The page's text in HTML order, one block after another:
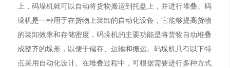
上，码垛机就可以自动将货物搬运到托盘上，并进行堆叠。码
垛机是一种用于在货物上装卸的自动化设备，它能够提高货物
的装卸效率和存储密度，码垛机的主要功能是将货物自动堆叠
成整齐的垛形，以便于储存、运输和搬运。码垛机具有以下特
点采用自动化设计。在堆叠过程中，可根据需要进行多种方式